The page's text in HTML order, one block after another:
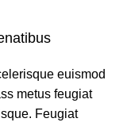
euismod
metus feugiat
Feugiat